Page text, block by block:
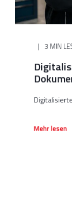
3 MIN
Mehr lesen